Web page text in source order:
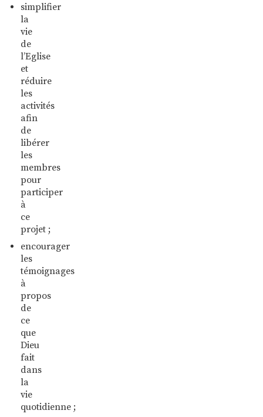
simplifier
la
vie
de
l’Eglise
et
réduire
les
activités
afin
de
libérer
les
membres
pour
participer
à
ce
projet ;
encourager
les
témoignages
à
propos
de
ce
que
Dieu
fait
dans
la
vie
quotidienne ;